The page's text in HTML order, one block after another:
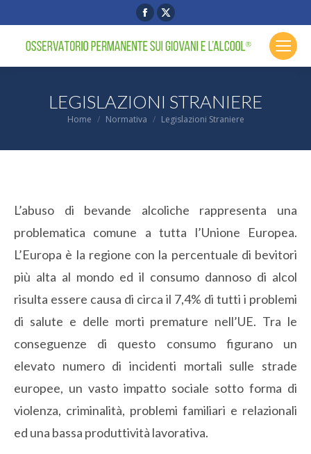
Facebook
page
opens
in
window
X
page
opens
in
window
LEGISLAZIONI STRANIERE
You are here:
Home Normativa Legislazioni Straniere
L’abuso di bevande alcoliche rappresenta una
problematica comune a tutta l’Unione Europea.
L’Europa è la regione con la percentuale di bevitori
più alta al mondo ed il consumo dannoso di alcol
risulta essere causa di circa il 7,4% di tutti i problemi
di salute e delle morti premature nell’UE. Tra le
conseguenze di questo consumo figurano un
elevato numero di incidenti mortali sulle strade
europee, un vasto impatto sociale sotto forma di
violenza, criminalità, problemi familiari e relazionali
ed una bassa produttività lavorativa.